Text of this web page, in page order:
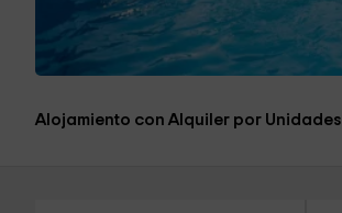
Alojamiento con Alquiler por Unidades